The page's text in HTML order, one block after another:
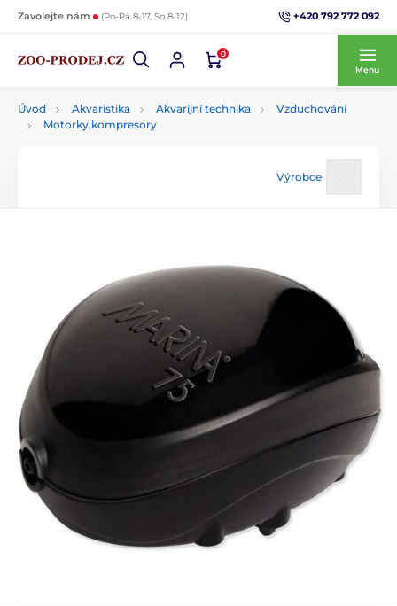
Zavolejte nám (Po-Pá 8-17, So 8-12) +420 792 772 092
0
Menu
Úvod Akvaristika Akvarijní technika
Vzduchování
Motorky,kompresory
Výrobce